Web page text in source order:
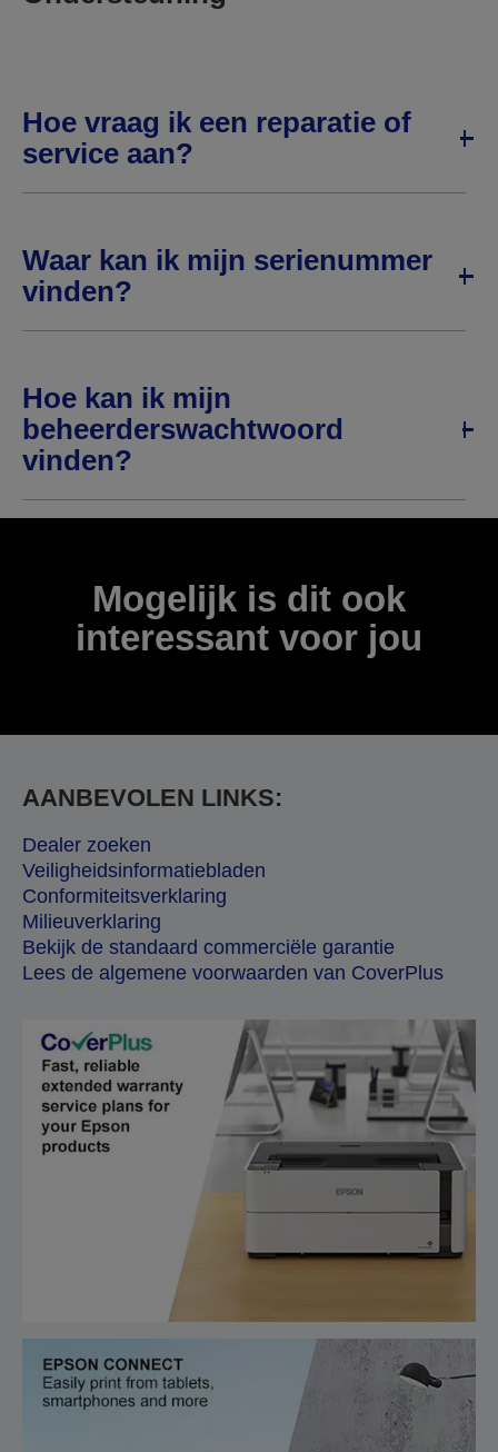
Hoe vraag ik een reparatie of
service aan?
Waar kan ik mijn serienummer
vinden?
Hoe kan ik mijn
beheerderswachtwoord
vinden?
Mogelijk is dit ook
interessant voor jou
AANBEVOLEN LINKS:
Dealer zoeken
Veiligheidsinformatiebladen
Conformiteitsverklaring
Milieuverklaring
Bekijk de standaard commerciële garantie
Lees de algemene voorwaarden van CoverPlus